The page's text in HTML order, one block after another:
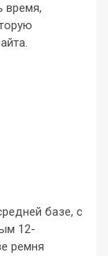
время,
базе, с
12-
ремня